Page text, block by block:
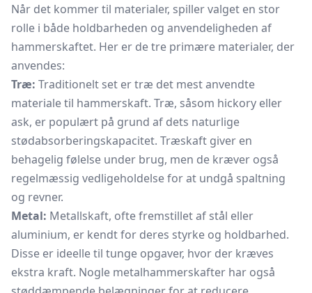
Når det kommer til materialer, spiller valget en stor
rolle i både holdbarheden og anvendeligheden af
hammerskaftet. Her er de tre primære materialer, der
anvendes:
Træ: Traditionelt set er træ det mest anvendte
materiale til hammerskaft. Træ, såsom hickory eller
ask, er populært på grund af dets naturlige
stødabsorberingskapacitet. Træskaft giver en
behagelig følelse under brug, men de kræver også
regelmæssig vedligeholdelse for at undgå spaltning
og revner.
Metal: Metallskaft, ofte fremstillet af stål eller
aluminium, er kendt for deres styrke og holdbarhed.
Disse er ideelle til tunge opgaver, hvor der kræves
ekstra kraft. Nogle metalhammerskafter har også